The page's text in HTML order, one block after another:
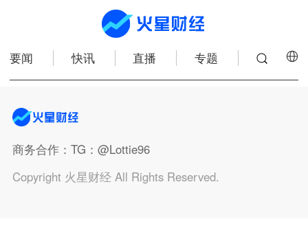
要闻 快讯 直播 专题
商务合作：TG：@Lottie96
Copyright 火星财经 All Rights Reserved.